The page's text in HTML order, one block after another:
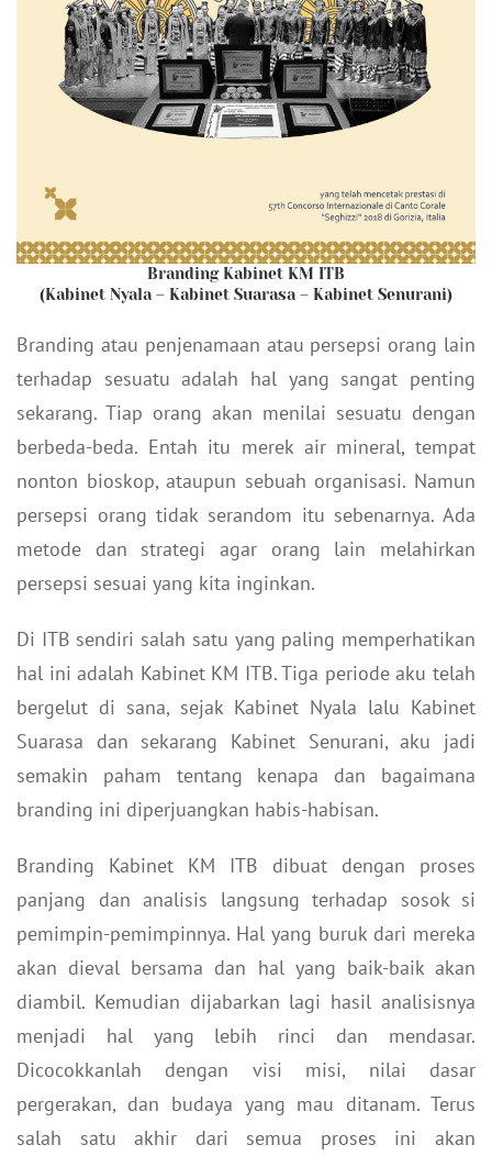
Branding Kabinet KM ITB
(Kabinet Nyala – Kabinet Suarasa – Kabinet Senurani)
Branding atau penjenamaan atau persepsi orang lain
terhadap sesuatu adalah hal yang sangat penting
sekarang. Tiap orang akan menilai sesuatu dengan
berbeda-beda. Entah itu merek air mineral, tempat
nonton bioskop, ataupun sebuah organisasi. Namun
persepsi orang tidak serandom itu sebenarnya. Ada
metode dan strategi agar orang lain melahirkan
persepsi sesuai yang kita inginkan.
Di ITB sendiri salah satu yang paling memperhatikan
hal ini adalah Kabinet KM ITB. Tiga periode aku telah
bergelut di sana, sejak Kabinet Nyala lalu Kabinet
Suarasa dan sekarang Kabinet Senurani, aku jadi
semakin paham tentang kenapa dan bagaimana
branding ini diperjuangkan habis-habisan.
Branding Kabinet KM ITB dibuat dengan proses
panjang dan analisis langsung terhadap sosok si
pemimpin-pemimpinnya. Hal yang buruk dari mereka
akan dieval bersama dan hal yang baik-baik akan
diambil. Kemudian dijabarkan lagi hasil analisisnya
menjadi hal yang lebih rinci dan mendasar.
Dicocokkanlah dengan visi misi, nilai dasar
pergerakan, dan budaya yang mau ditanam. Terus
salah satu akhir dari semua proses ini akan